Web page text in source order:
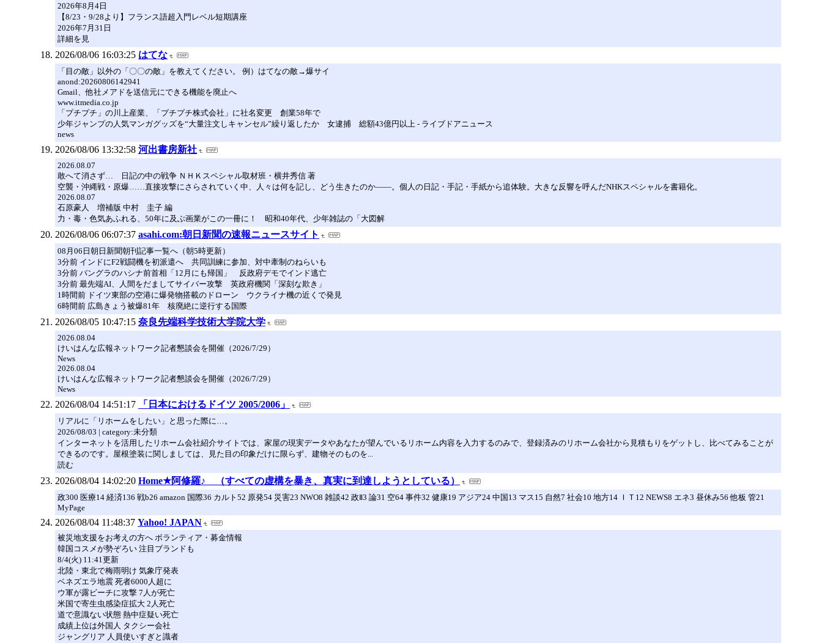
2026年8月4日
【8/23・9/28より】フランス語超入門レベル短期講座
2026年7月31日
詳細を見
2026/08/06 16:03:25 はてな
「目の敵」以外の「〇〇の敵」を教えてください。 例）はてなの敵→爆サイ
anond:20260806142941
Gmail、他社メアドを送信元にできる機能を廃止へ
www.itmedia.co.jp
「プチプチ」の川上産業、「プチプチ株式会社」に社名変更 創業58年で
少年ジャンプの人気マンガグッズを“大量注文しキャンセル”繰り返したか 女逮捕 総額43億円以上 - ライブドアニュース
news
2026/08/06 13:32:58 河出書房新社
2026.08.07
敢へて消さず… 日記の中の戦争 ＮＨＫスペシャル取材班・横井秀信 著
空襲・沖縄戦・原爆……直接攻撃にさらされていく中、人々は何を記し、どう生きたのか――。個人の日記・手記・手紙から追体験。大きな反響を呼んだNHKスペシャルを書籍化。
2026.08.07
石原豪人 増補版 中村 圭子 編
力・毒・色気あふれる、50年に及ぶ画業がこの一冊に！ 昭和40年代、少年雑誌の「大図解
2026/08/06 06:07:37 asahi.com:朝日新聞の速報ニュースサイト
08月06日朝日新聞朝刊記事一覧へ（朝5時更新）
3分前 インドにF2戦闘機を初派遣へ 共同訓練に参加、対中牽制のねらいも
3分前 バングラのハシナ前首相「12月にも帰国」 反政府デモでインド逃亡
3分前 最先端AI、人間をだましてサイバー攻撃 英政府機関「深刻な欺き」
1時間前 ドイツ東部の空港に爆発物搭載のドローン ウクライナ機の近くで発見
6時間前 広島きょう被爆81年 核廃絶に逆行する国際
2026/08/05 10:47:15 奈良先端科学技術大学院大学
2026.08.04
けいはんな広報ネットワーク記者懇談会を開催（2026/7/29）
News
2026.08.04
けいはんな広報ネットワーク記者懇談会を開催（2026/7/29）
News
2026/08/04 14:51:17 「日本におけるドイツ 2005/2006」
リアルに「リホームをしたい」と思った際に…。
2026/08/03 | category:未分類
インターネットを活用したリホーム会社紹介サイトでは、家屋の現実データやあなたが望んでいるリホーム内容を入力するのみで、登録済みのリホーム会社から見積もりをゲットし、比べてみることが
できるのです。屋根塗装に関しましては、見た目の印象だけに限らず、建物そのものを...
読む
2026/08/04 14:02:20 Home★阿修羅♪ （すべての虚構を暴き、真実に到達しようとしている）
政300 医療14 経済136 戦b26 amazon 国際36 カルト52 原発54 災害23 NWO8 雑談42 政Ⅱ3 論31 空64 事件32 健康19 アジア24 中国13 マス15 自然7 社会10 地方14 ＩＴ12 NEWS8 エネ3 昼休み56 他板 管21
MyPage
2026/08/04 11:48:37 Yahoo! JAPAN
被災地支援をお考えの方へ ボランティア・募金情報
韓国コスメが勢ぞろい 注目ブランドも
8/4(火) 11:41更新
北陸・東北で梅雨明け 気象庁発表
ベネズエラ地震 死者6000人超に
ウ軍が露ビーチに攻撃 7人が死亡
米国で寄生虫感染症拡大 2人死亡
道で意識ない状態 熱中症疑い死亡
成績上位は外国人 タクシー会社
ジャングリア 人員使いすぎと識者